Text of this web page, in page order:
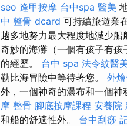
seo 逢甲按摩 台中spa 醫美
中 整骨 dcard 可持續旅遊業
越多地努力最大程度地減少
奇妙的海灘（一個有孩子有
的經歷。 台中 spa 法令紋醫
勒比海冒險中等待著您。 外
外，一個神奇的瀑布和一個神
摩 整骨 腳底按摩課程 安養院
和船的舒適性外。 台中刮痧